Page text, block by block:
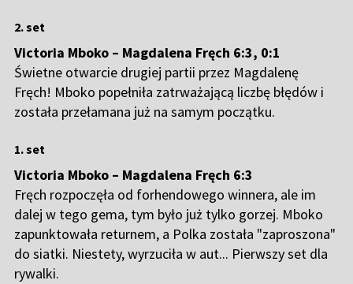
2. set
Victoria Mboko – Magdalena Fręch 6:3, 0:1
Świetne otwarcie drugiej partii przez Magdalenę
Fręch! Mboko popełniła zatrważającą liczbę błędów i
została przełamana już na samym początku.
1. set
Victoria Mboko – Magdalena Fręch 6:3
Fręch rozpoczęła od forhendowego winnera, ale im
dalej w tego gema, tym było już tylko gorzej. Mboko
zapunktowała returnem, a Polka została "zaproszona"
do siatki. Niestety, wyrzuciła w aut... Pierwszy set dla
rywalki.